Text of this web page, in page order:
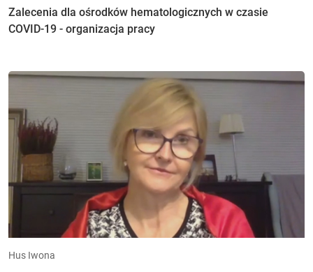
Zalecenia dla ośrodków hematologicznych w czasie
COVID-19 - organizacja pracy
Hus Iwona